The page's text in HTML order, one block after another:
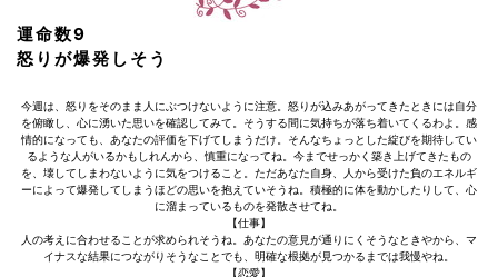
運命数9
怒りが爆発しそう
今週は、怒りをそのまま人にぶつけないように注意。怒りが込みあがってきたときには自分
を俯瞰し、心に湧いた思いを確認してみて。そうする間に気持ちが落ち着いてくるわよ。感
情的になっても、あなたの評価を下げてしまうだけ。そんなちょっとした綻びを期待してい
るような人がいるかもしれんから、慎重になってね。今までせっかく築き上げてきたもの
を、壊してしまわないように気をつけること。ただあなた自身、人から受けた負のエネルギ
ーによって爆発してしまうほどの思いを抱えていそうね。積極的に体を動かしたりして、心
に溜まっているものを発散させてね。
【仕事】
人の考えに合わせることが求められそうね。あなたの意見が通りにくそうなときやから、マ
イナスな結果につながりそうなことでも、明確な根拠が見つかるまでは我慢やね。
【恋愛】